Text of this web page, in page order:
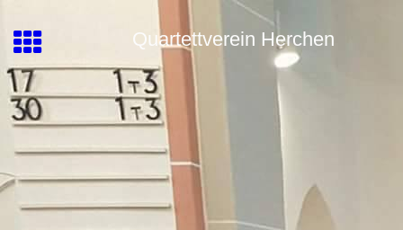
Quartettverein Herchen